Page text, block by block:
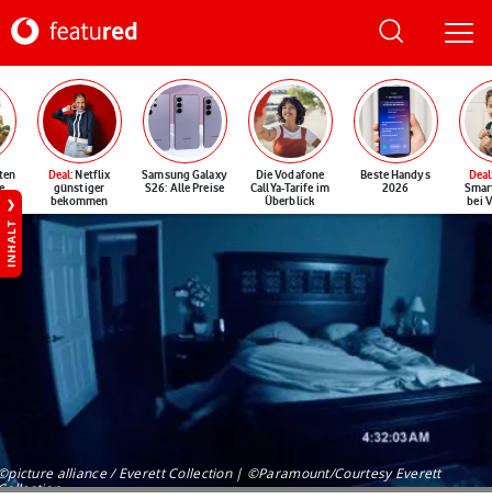
Deal: Netflix
günstiger
bekommen
Samsung Galaxy
S26: Alle Preise
Die Vodafone
CallYa-Tarife im
Überblick
Beste Handys
2026
Deal
bei
INHALT
alliance / Everett Collection | ©Paramount/Courtesy Everett